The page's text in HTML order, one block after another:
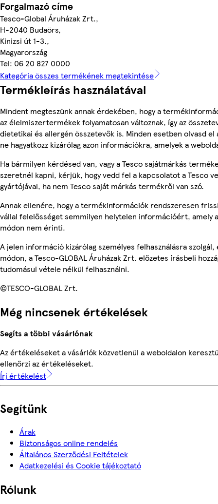
Forgalmazó címe
Tesco-Global Áruházak Zrt.,
H-2040 Budaörs,
Kinizsi út 1-3.,
Magyarország
Tel: 06 20 827 0000
Kategória összes termékének megtekintése
Termékleírás használatával
Mindent megteszünk annak érdekében, hogy a
az élelmiszertermékek folyamatosan változnak, így az
dietetikai és allergén összetevők is. Minden esetben olvasd
ne hagyatkozz kizárólag azon információkra, amelyek a
Ha bármilyen kérdésed van, vagy a Tesco sajátmárkás
szeretnél kapni, kérjük, hogy vedd fel a kapcsolatot a Tesco
gyártójával, ha nem Tesco saját márkás termékről van szó.
Annak ellenére, hogy a termékinformációk rendszeresen
vállal felelősséget semmilyen helytelen információért, amely
módon nem érinti.
A jelen információ kizárólag személyes felhasználásra
módon, a Tesco-GLOBAL Áruházak Zrt. előzetes írásbeli
tudomásul vétele nélkül felhasználni.
©TESCO-GLOBAL Zrt.
Még nincsenek értékelések
Segíts a többi vásárlónak
Az értékeléseket a vásárlók közvetlenül a weboldalon
ellenőrzi az értékeléseket.
Írj értékelést
Segítünk
Árak
Biztonságos online rendelés
Általános Szerződési Feltételek
Adatkezelési és Cookie tájékoztató
Rólunk